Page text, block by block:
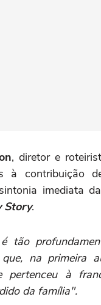
, diretor e
à contribuição
imediata
Story.
tão
na primeira
pertenceu à
da família".